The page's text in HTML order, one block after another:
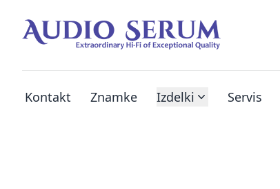
Kontakt Znamke Izdelki Servis